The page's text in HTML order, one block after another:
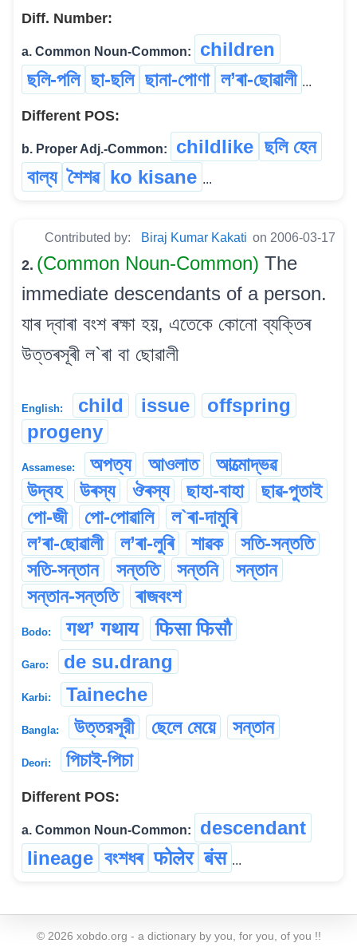
Diff. Number:
a. Common Noun-Common:
children
ছলি-পলি ছা-ছলি ছানা-পোণা ল’ৰা-ছোৱালী ...
Different POS:
b. Proper Adj.-Common: childlike ছলি হেন
বাল্য শৈশৱ ko kisane ...
Contributed by: Biraj Kumar Kakati on 2006-03-17
2. (Common Noun-Common) The
immediate descendants of a person.
যাৰ দ্বাৰা বংশ ৰক্ষা হয়, এতেকে কোনো ব্যক্তিৰ
উত্তৰসূৰী ল`ৰা বা ছোৱালী
English: child issue
offspring
progeny
Assamese: অপত্য আওলাত
আত্মোদ্ভৱ
উদ্বহ
উৰস্য ঔৰস্য ছাহা-বাহা
ছাৱ-পুতাই
পো-জী
পো-পোৱালি
ল`ৰা-দামুৰি
ল’ৰা-ছোৱালী
ল’ৰা-লুৰি শাৱক
সতি-সন্ততি
সতি-সন্তান
সন্ততি সন্তনি
সন্তান
সন্তান-সন্ততি
ৰাজবংশ
Bodo: गथ’ गथाय फिसा फिसौ
Garo: de su.drang
Karbi: Taineche
Bangla: উত্তরসূরী ছেলে মেয়ে সন্তান
Deori: পিচাই-পিচা
Different POS:
a. Common Noun-Common:
descendant
lineage বংশধৰ फोलेर बंस ...
© 2026 xobdo.org - a dictionary by you, for you, of you !!